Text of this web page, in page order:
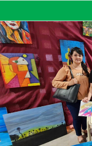
DE